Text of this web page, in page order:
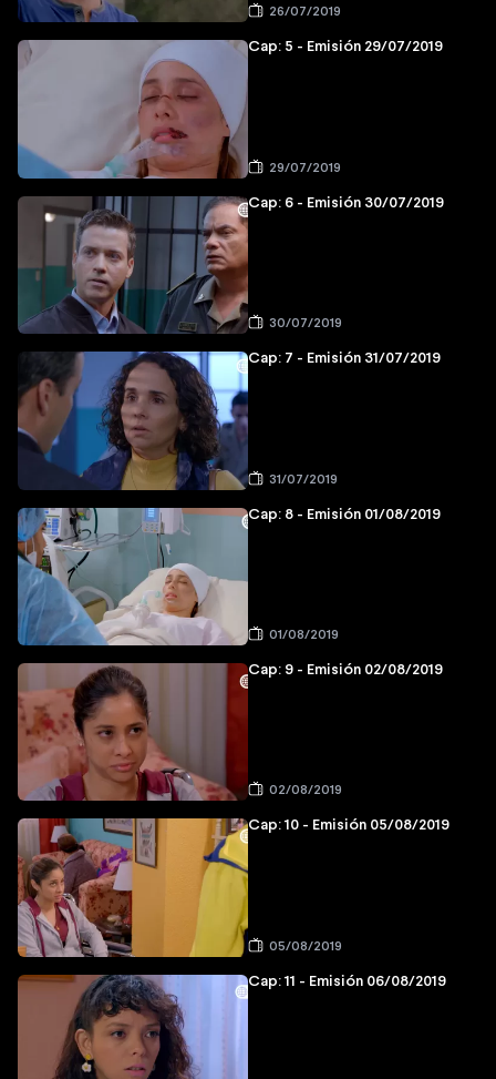
26/07/2019
Cap: 5 - Emisión 29/07/2019
29/07/2019
Cap: 6 - Emisión 30/07/2019
30/07/2019
Cap: 7 - Emisión 31/07/2019
31/07/2019
Cap: 8 - Emisión 01/08/2019
01/08/2019
Cap: 9 - Emisión 02/08/2019
02/08/2019
Cap: 10 - Emisión 05/08/2019
05/08/2019
Cap: 11 - Emisión 06/08/2019